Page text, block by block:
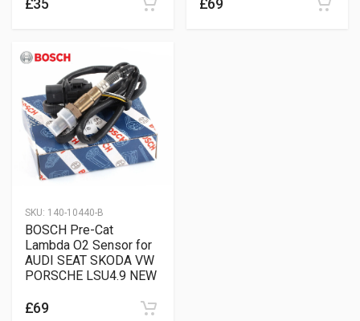
£35 £69
SKU: 140-10440-B
BOSCH Pre-Cat
Lambda O2 Sensor for
AUDI SEAT SKODA VW
PORSCHE LSU4.9 NEW
£69